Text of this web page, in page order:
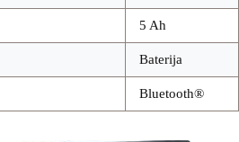
5 Ah
Baterija
Bluetooth®